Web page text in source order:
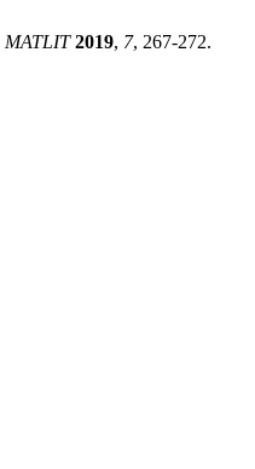
MATLIT 2019, 7, 267-272.